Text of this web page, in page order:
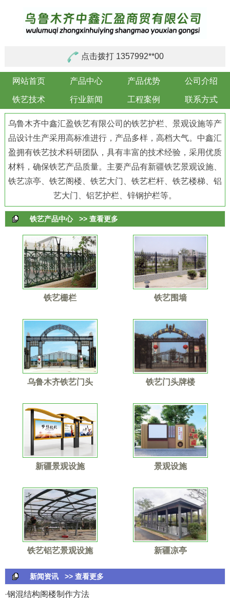
点击拨打 1357992**00
网站首页 产品中心 产品优势 公司介绍
铁艺技术 行业新闻 工程案例 联系方式
乌鲁木齐中鑫汇盈铁艺有限公司的铁艺护栏、景观设施等产
品设计生产采用高标准进行，产品多样，高档大气。中鑫汇
盈拥有铁艺技术科研团队，具有丰富的技术经验，采用优质
材料，确保铁艺产品质量。主要产品有新疆铁艺景观设施、
铁艺凉亭、铁艺阁楼、铁艺大门、铁艺栏杆、铁艺楼梯、铝
艺大门、铝艺护栏、锌钢护栏等。
铁艺产品中心 >> 查看更多
铁艺栅栏 铁艺围墙
乌鲁木齐铁艺门头 铁艺门头牌楼
新疆景观设施 景观设施
铁艺铝艺景观设施 新疆凉亭
新闻资讯 >> 查看更多
·钢混结构阁楼制作方法